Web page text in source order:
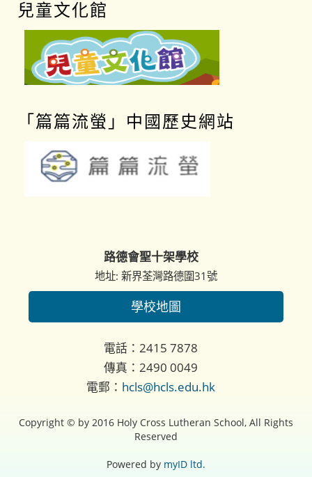
兒童文化館
「篇篇流螢」中國歷史網站
路德會聖十架學校
地址: 新界荃灣路德圍31號
學校地圖
電話：2415 7878
傳真：2490 0049
電郵： hcls@hcls.edu.hk
Copyright © by 2016 Holy Cross Lutheran School, All Rights
Reserved
Powered by myID ltd.